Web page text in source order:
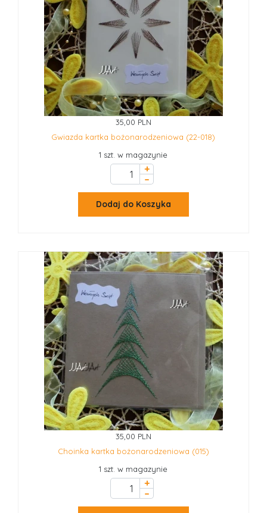
35,00 PLN
Gwiazda kartka bożonarodzeniowa (22-018)
1 szt. w magazynie
+
–
Dodaj do Koszyka
35,00 PLN
Choinka kartka bożonarodzeniowa (015)
1 szt. w magazynie
+
–